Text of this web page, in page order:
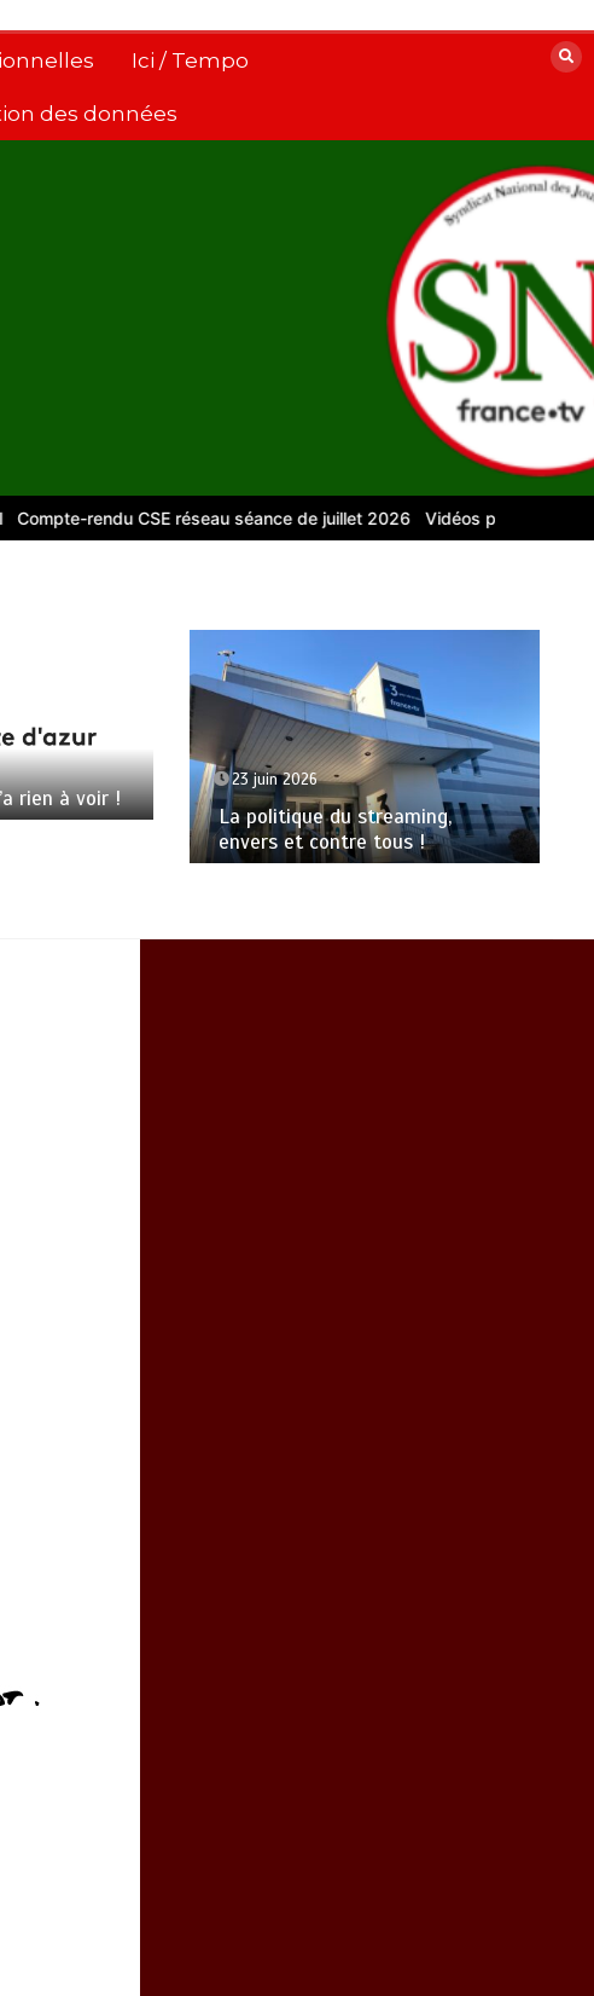
Ici / Tempo
des données
rendu CSE réseau séance de juillet 2026 Vidéos pour le numérique
rien à voir !
23 juin 2026
La politique du streaming,
envers et contre tous !